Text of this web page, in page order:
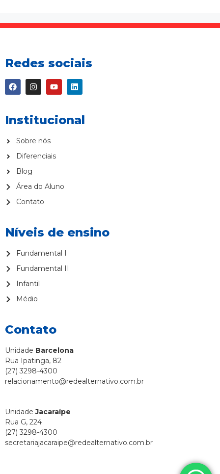
Redes sociais
Institucional
Sobre nós
Diferenciais
Blog
Área do Aluno
Contato
Níveis de ensino
Fundamental I
Fundamental II
Infantil
Médio
Contato
Unidade Barcelona
Rua Ipatinga, 82
(27) 3298-4300
relacionamento@redealternativo.com.br
UnidadeJacaraípe
Rua G, 224
(27) 3298-4300
secretariajacaraipe@redealternativo.com.br